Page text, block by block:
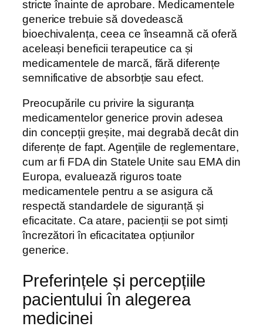
stricte înainte de aprobare. Medicamentele
generice trebuie să dovedească
bioechivalența, ceea ce înseamnă că oferă
aceleași beneficii terapeutice ca și
medicamentele de marcă, fără diferențe
semnificative de absorbție sau efect.
Preocupările cu privire la siguranța
medicamentelor generice provin adesea
din concepții greșite, mai degrabă decât din
diferențe de fapt. Agențiile de reglementare,
cum ar fi FDA din Statele Unite sau EMA din
Europa, evaluează riguros toate
medicamentele pentru a se asigura că
respectă standardele de siguranță și
eficacitate. Ca atare, pacienții se pot simți
încrezători în eficacitatea opțiunilor
generice.
Preferințele și percepțiile
pacientului în alegerea
medicinei